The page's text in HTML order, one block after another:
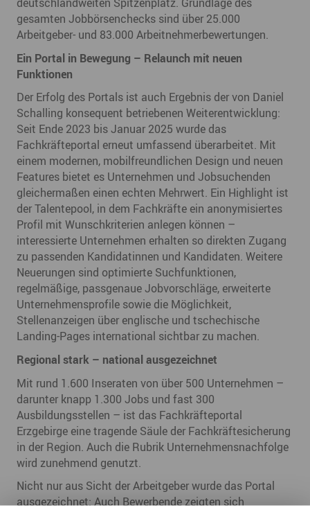
gesamten Jobbörsenchecks sind über 25.000
Arbeitgeber- und 83.000 Arbeitnehmerbewertungen.
Ein Portal in Bewegung – Relaunch mit neuen
Funktionen
Der Erfolg des Portals ist auch Ergebnis der von Daniel
Schalling konsequent betriebenen Weiterentwicklung:
Seit Ende 2023 bis Januar 2025 wurde das
Fachkräfteportal erneut umfassend überarbeitet. Mit
einem modernen, mobilfreundlichen Design und neuen
Features bietet es Unternehmen und Jobsuchenden
gleichermaßen einen echten Mehrwert. Ein Highlight ist
der Talentepool, in dem Fachkräfte ein anonymisiertes
Profil mit Wunschkriterien anlegen können –
interessierte Unternehmen erhalten so direkten Zugang
zu passenden Kandidatinnen und Kandidaten. Weitere
Neuerungen sind optimierte Suchfunktionen,
regelmäßige, passgenaue Jobvorschläge, erweiterte
Unternehmensprofile sowie die Möglichkeit,
Stellenanzeigen über englische und tschechische
Landing-Pages international sichtbar zu machen.
Regional stark – national ausgezeichnet
Mit rund 1.600 Inseraten von über 500 Unternehmen –
darunter knapp 1.300 Jobs und fast 300
Ausbildungsstellen – ist das Fachkräfteportal
Erzgebirge eine tragende Säule der Fachkräftesicherung
in der Region. Auch die Rubrik Unternehmensnachfolge
wird zunehmend genutzt.
Nicht nur aus Sicht der Arbeitgeber wurde das Portal
ausgezeichnet: Auch Bewerbende zeigten sich